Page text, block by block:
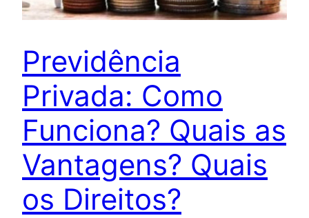
Previdência
Privada: Como
Funciona? Quais as
Vantagens? Quais
os Direitos?